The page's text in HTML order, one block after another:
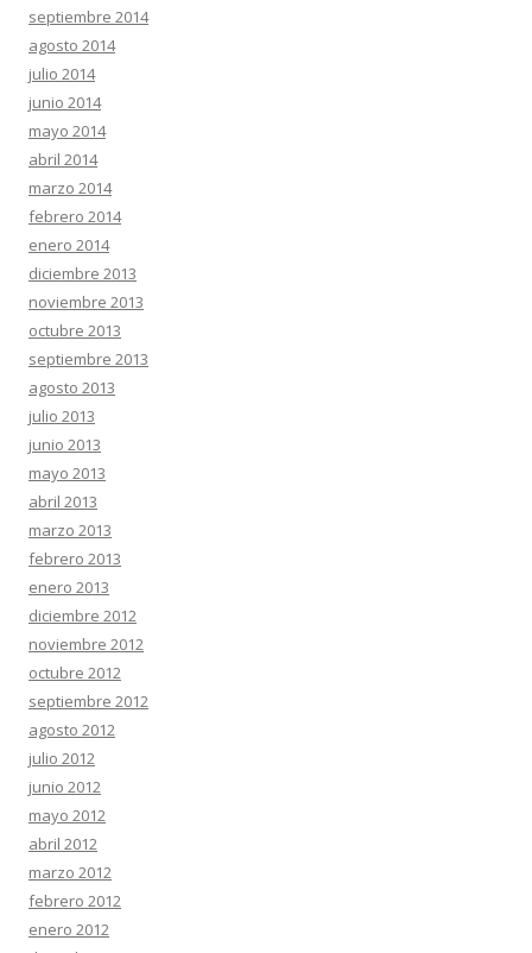
septiembre 2014
agosto 2014
julio 2014
junio 2014
mayo 2014
abril 2014
marzo 2014
febrero 2014
enero 2014
diciembre 2013
noviembre 2013
octubre 2013
septiembre 2013
agosto 2013
julio 2013
junio 2013
mayo 2013
abril 2013
marzo 2013
febrero 2013
enero 2013
diciembre 2012
noviembre 2012
octubre 2012
septiembre 2012
agosto 2012
julio 2012
junio 2012
mayo 2012
abril 2012
marzo 2012
febrero 2012
enero 2012